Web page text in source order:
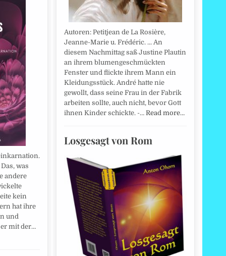
was
andere
kein
hat ihre
und
mit der…
Autoren: Petitjean de La Rosière,
Jeanne-Marie u. Frédéric. ... An
diesem Nachmittag saß Justine Plautin
an ihrem blumengeschmückten
Fenster und flickte ihrem Mann ein
Kleidungsstück. André hatte nie
gewollt, dass seine Frau in der Fabrik
arbeiten sollte, auch nicht, bevor Gott
ihnen Kinder schickte. -… Read more…
Losgesagt von Rom